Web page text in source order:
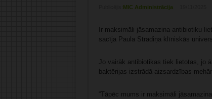
MIC Administrācija
Ir maksimāli jāsamazina antibiotiku
sacīja Paula Stradiņa klīniskās
Jo vairāk antibiotikas tiek lietotas, jo
baktērijas izstrādā aizsardzības
“Tāpēc mums ir maksimāli